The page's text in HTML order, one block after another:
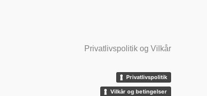
Privatlivspolitik og Vilkår
Privatlivspolitik
Vilkår og betingelser